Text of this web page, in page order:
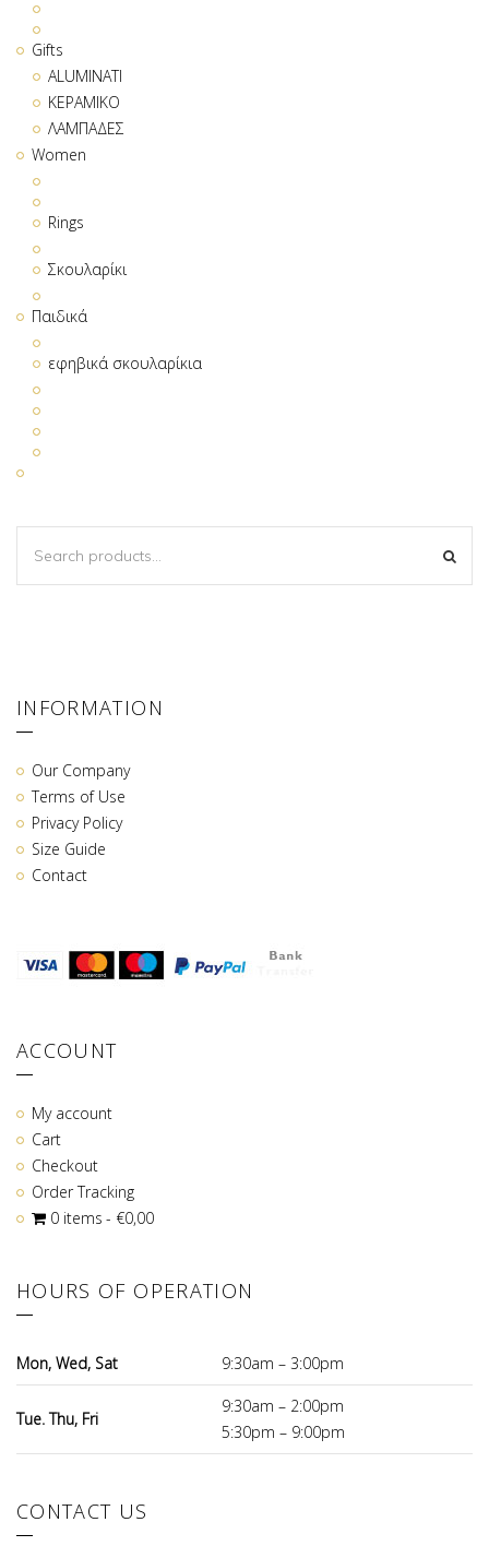
Gifts
ALUMINATI
ΚΕΡΑΜΙΚΟ
ΛΑΜΠΑΔΕΣ
Women
Rings
Σκουλαρίκι
Παιδικά
εφηβικά σκουλαρίκια
FOR:
INFORMATION
Our Company
Terms of Use
Privacy Policy
Size Guide
Contact
ACCOUNT
My account
Cart
Checkout
Order Tracking
0 items
€0,00
HOURS OF OPERATION
Mon, Wed, Sat 9:30am – 3:00pm
Tue. Thu, Fri
9:30am – 2:00pm
5:30pm – 9:00pm
CONTACT US